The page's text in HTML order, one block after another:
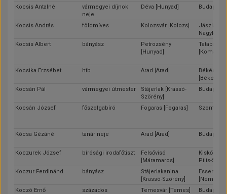
Kocsis Antalné
vármegyei díjnok
neje
Déva [Hunyad] Budapest
Kocsis András földmíves Kolozsvár [Kolozs]
Nagykun-
Kocsis Albert
bányász
Petrozsény
[Hunyad]
Tatabánya
Kocsika Erzsébet htb Arad [Arad]
[Békés]
Kocsán Pál
vármegyei útmester
Stájerlak [Krassó-
Szörény]
Budapest
Kocsán József főszolgabíró Fogaras [Fogaras]
Kócsa Gézáné tanár neje Arad [Arad] Budapest
Koczurek József bírósági irodafőtiszt
Felsővisó
[Máramaros]
Kiskőrös
Pilis-Solt-
Koczur Ferdinánd
bányász
Stájerlakanina
[Krassó-Szörény]
Essen
Koczó Ernő
százados Temesvár [Temes] Budapest